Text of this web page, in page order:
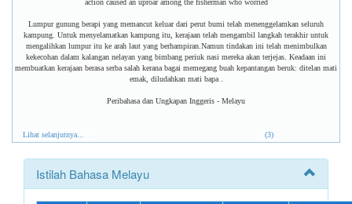
action caused an uproar among the fisherman who worried
Lumpur gunung berapi yang memancut keluar dari perut bumi telah menenggelamkan seluruh
kampung. Untuk menyelamatkan kampung itu, kerajaan telah mengambil langkah terakhir untuk
mengalihkan lumpur itu ke arah laut yang berhampiran.Namun tindakan ini telah menimbulkan
kekecohan dalam kalangan nelayan yang bimbang periuk nasi mereka akan terjejas. Keadaan ini
membuatkan kerajaan berasa serba salah kerana bagai memegang buah kepantangan beruk: ditelan mati
emak, diludahkan mati bapa .
Peribahasa dan Ungkapan Inggeris - Melayu
Lihat selanjutnya... (3)
Istilah Bahasa Melayu